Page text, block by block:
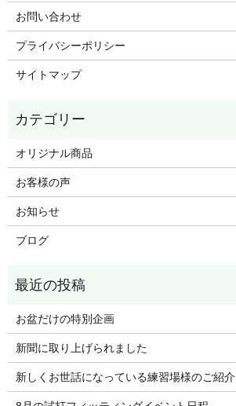
お問い合わせ
プライバシーポリシー
サイトマップ
オリジナル商品
お客様の声
お知らせ
ブログ
お盆だけの特別企画
新聞に取り上げられました
新しくお世話になっている練習場様のご紹介